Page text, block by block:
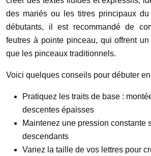
des mariés ou les titres principaux
débutants, il est recommandé de
feutres à pointe pinceau, qui offrent
que les pinceaux traditionnels.
Voici quelques conseils pour débuter
Pratiquez les traits de base :
descentes épaisses
Maintenez une pression constante
descendants
Variez la taille de vos lettres pour